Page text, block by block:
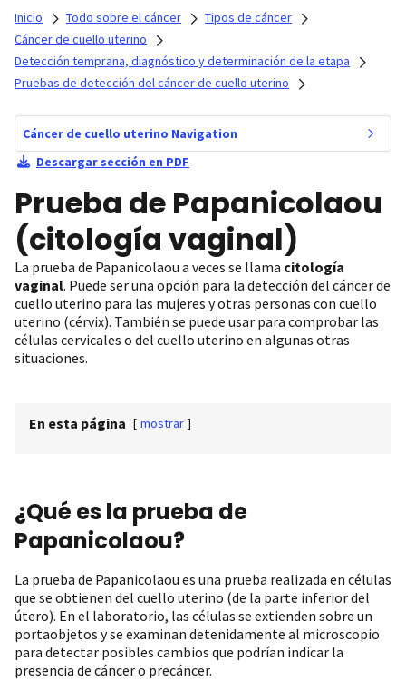
Inicio Todo sobre el cáncer
Tipos de cáncer
Cáncer de cuello uterino
Detección temprana, diagnóstico y determinación de la etapa
Pruebas de detección del cáncer de cuello uterino
Cáncer de cuello uterino Navigation
Descargar sección en PDF
Prueba de Papanicolaou
(citología vaginal)
La prueba de Papanicolaou a veces se llama citología
vaginal. Puede ser una opción para la detección del cáncer de
cuello uterino para las mujeres y otras personas con cuello
uterino (cérvix). También se puede usar para comprobar las
células cervicales o del cuello uterino en algunas otras
situaciones.
En esta página [ mostrar ]
¿Qué es la prueba de
Papanicolaou?
La prueba de Papanicolaou es una prueba realizada en células
que se obtienen del cuello uterino (de la parte inferior del
útero). En el laboratorio, las células se extienden sobre un
portaobjetos y se examinan detenidamente al microscopio
para detectar posibles cambios que podrían indicar la
presencia de cáncer o precáncer.